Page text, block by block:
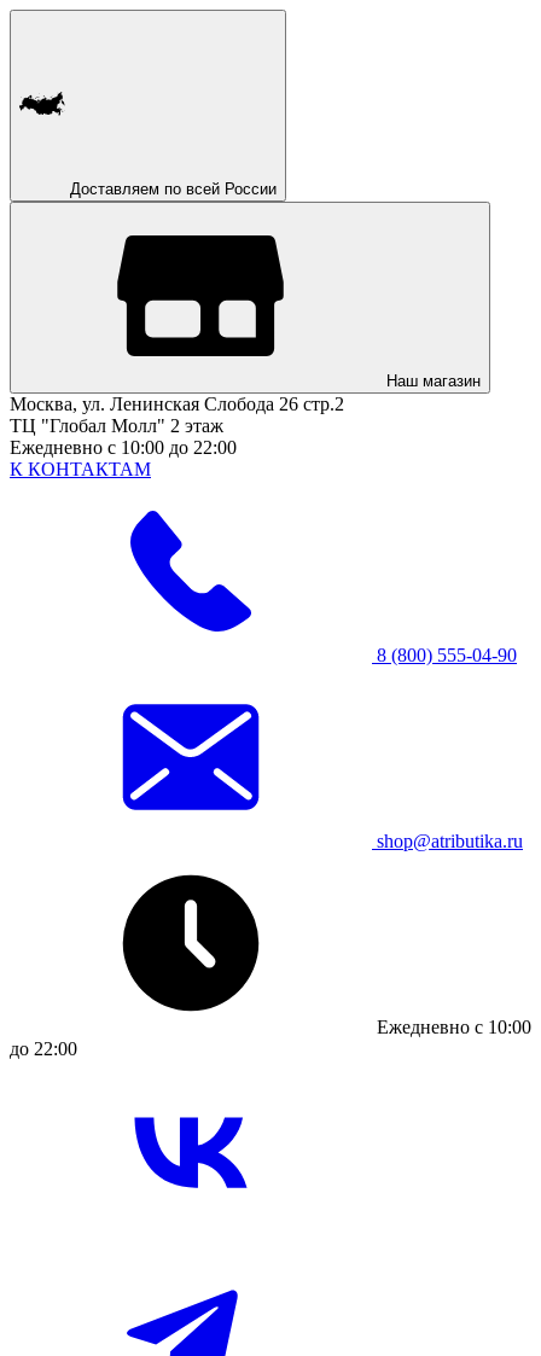
Доставляем по всей России
Наш магазин
Москва, ул. Ленинская Слобода 26 стр.2
ТЦ "Глобал Молл" 2 этаж
Ежедневно с 10:00 до 22:00
К КОНТАКТАМ
8 (800) 555-04-90
shop@atributika.ru
Ежедневно с 10:00
до 22:00